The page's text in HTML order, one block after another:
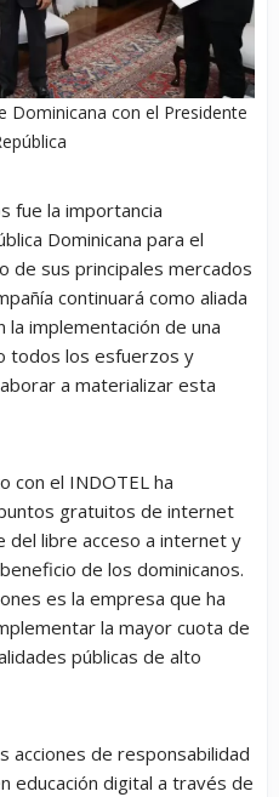
Dominicana con el Presidente
fue la importancia
Dominicana para el
de sus principales mercados
continuará como aliada
implementación de una
todos los esfuerzos y
a materializar esta
con el INDOTEL ha
gratuitos de internet
del libre acceso a internet y
de los dominicanos.
es la empresa que ha
la mayor cuota de
públicas de alto
acciones de responsabilidad
educación digital a través de